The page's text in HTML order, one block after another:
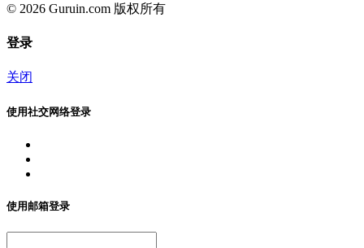
© 2026 Guruin.com 版权所有
登录
关闭
使用社交网络登录
使用邮箱登录